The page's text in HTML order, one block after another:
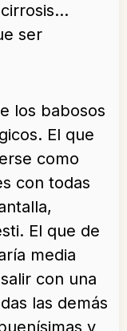
ser
los babosos
El que
como
con todas
El que de
media
con una
las demás
y